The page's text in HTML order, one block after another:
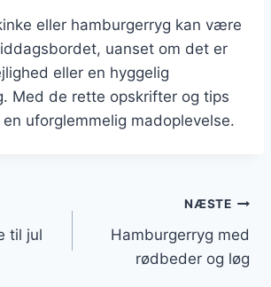
eller hamburgerryg kan være
uanset om det er
eller en hyggelig
Med de rette opskrifter og tips
uforglemmelig madoplevelse.
til jul
NÆSTE
Hamburgerryg med
rødbeder og løg